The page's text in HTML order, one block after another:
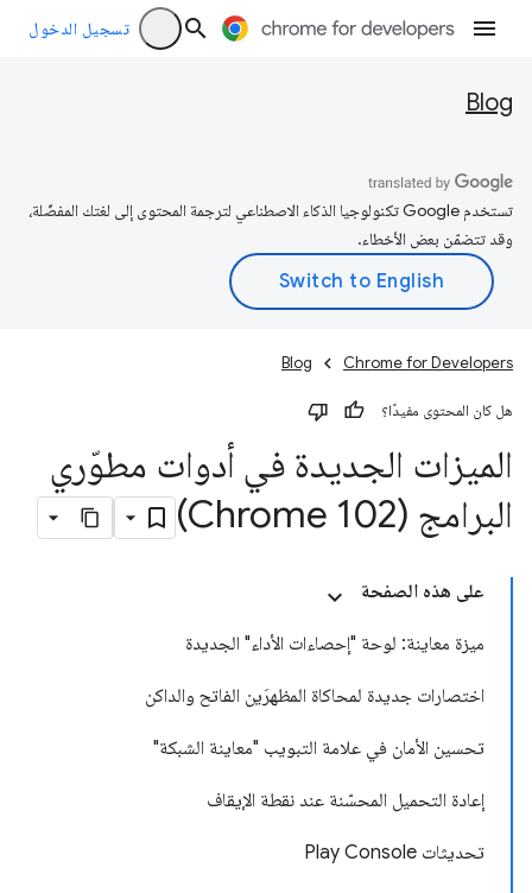
تسجيل الدخول
Blog
تستخدم Google تكنولوجيا الذكاء الاصطناعي لترجمة المحتوى إلى لغتك المفضّلة،
وقد تتضمّن بعض الأخطاء.
Chrome for Developers
Blog
هل كان المحتوى مفيدًا؟
الميزات الجديدة في أدوات مطوّري
البرامج (Chrome 102)
على هذه الصفحة
ميزة معاينة: لوحة "إحصاءات الأداء" الجديدة
اختصارات جديدة لمحاكاة المظهرَين الفاتح والداكن
تحسين الأمان في علامة التبويب "معاينة الشبكة"
إعادة التحميل المحسّنة عند نقطة الإيقاف
تحديثات Play Console